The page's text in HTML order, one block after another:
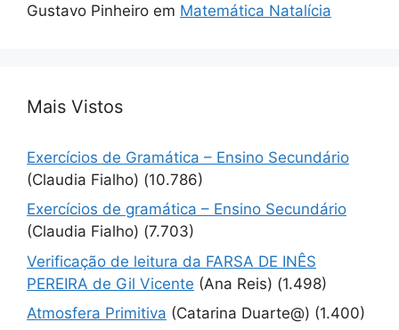
Gustavo Pinheiro em Matemática Natalícia
Mais Vistos
Exercícios de Gramática – Ensino Secundário
(Claudia Fialho) (10.786)
Exercícios de gramática – Ensino Secundário
(Claudia Fialho) (7.703)
Verificação de leitura da FARSA DE INÊS
PEREIRA de Gil Vicente (Ana Reis) (1.498)
Atmosfera Primitiva (Catarina Duarte@) (1.400)